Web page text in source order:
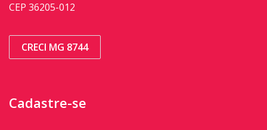
CEP 36205-012
CRECI MG 8744
Cadastre-se